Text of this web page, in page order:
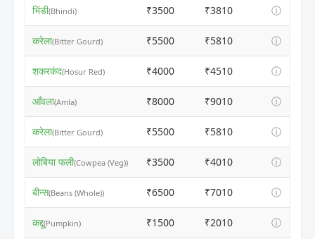
भिंडी(Bhindi) ₹3500 ₹3810 ⓘ
करेला(Bitter Gourd) ₹5500 ₹5810 ⓘ
शकरकंद(Hosur Red) ₹4000 ₹4510 ⓘ
आँवला(Amla) ₹8000 ₹9010 ⓘ
करेला(Bitter Gourd) ₹5500 ₹5810 ⓘ
लोबिया फली(Cowpea (Veg)) ₹3500 ₹4010 ⓘ
बीन्स(Beans (Whole)) ₹6500 ₹7010 ⓘ
कद्दू(Pumpkin) ₹1500 ₹2010 ⓘ